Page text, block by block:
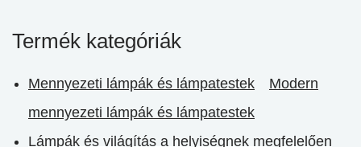
Termék kategóriák
Mennyezeti lámpák és lámpatestek
Modern
mennyezeti lámpák és lámpatestek
Lámpák és világítás a helyiségnek megfelelően